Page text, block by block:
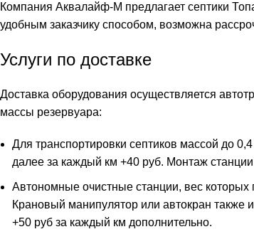
Компания Аквалайф-М предлагает септики
удобным заказчику способом, возможна
Услуги по доставке
Доставка оборудования осуществляется
массы резервуара:
Для транспортировки септиков массой до
далее за каждый км +40 руб. Монтаж
Автономные очистные станции, вес
Крановый манипулятор или автокран также
+50 руб за каждый км дополнительно.